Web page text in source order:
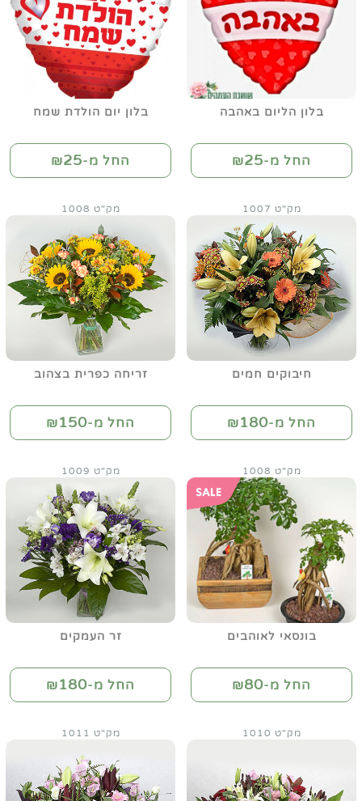
בלון הליום באהבה
החל מ-₪25
בלון יום הולדת שמח
החל מ-₪25
חיבוקים חמים
מק"ט 1007
החל מ-₪180
זריחה כפרית בצהוב
מק"ט 1008
החל מ-₪150
בונסאי לאוהבים
מק"ט 1008
החל מ-₪80
זר העמקים
מק"ט 1009
החל מ-₪180
מק"ט 1010 מק"ט 1011